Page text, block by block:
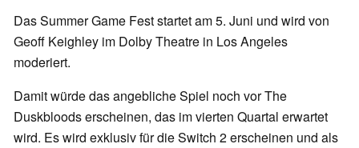
Das Summer Game Fest startet am 5. Juni und wird von
Geoff Keighley im Dolby Theatre in Los Angeles
moderiert.
Damit würde das angebliche Spiel noch vor The
Duskbloods erscheinen, das im vierten Quartal erwartet
wird. Es wird exklusiv für die Switch 2 erscheinen und als